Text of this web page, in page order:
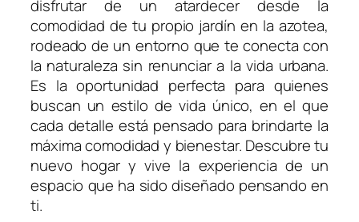
disfrutar de un atardecer desde la
comodidad de tu propio jardín en la azotea,
rodeado de un entorno que te conecta con
la naturaleza sin renunciar a la vida urbana.
Es la oportunidad perfecta para quienes
buscan un estilo de vida único, en el que
cada detalle está pensado para brindarte la
máxima comodidad y bienestar. Descubre tu
nuevo hogar y vive la experiencia de un
espacio que ha sido diseñado pensando en
ti.